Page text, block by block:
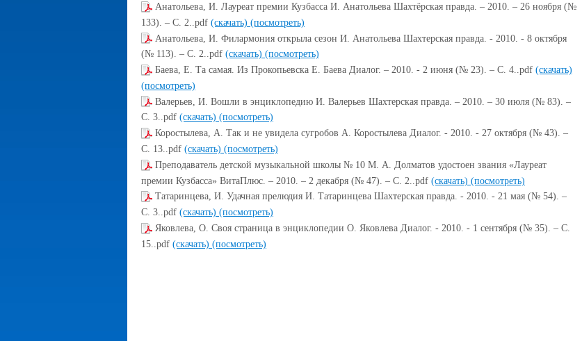
Анатольева, И. Лауреат премии Кузбасса И. Анатольева Шахтёрская правда. – 2010. – 26 ноября (№
133). – С. 2..pdf (скачать) (посмотреть)
Анатольева, И. Филармония открыла сезон И. Анатольева Шахтерская правда. - 2010. - 8 октября
(№ 113). – С. 2..pdf (скачать) (посмотреть)
Баева, Е. Та самая. Из Прокопьевска Е. Баева Диалог. – 2010. - 2 июня (№ 23). – С. 4..pdf (скачать)
(посмотреть)
Валерьев, И. Вошли в энциклопедию И. Валерьев Шахтерская правда. – 2010. – 30 июля (№ 83). –
С. 3..pdf (скачать) (посмотреть)
Коростылева, А. Так и не увидела сугробов А. Коростылева Диалог. - 2010. - 27 октября (№ 43). –
С. 13..pdf (скачать) (посмотреть)
Преподаватель детской музыкальной школы № 10 М. А. Долматов удостоен звания «Лауреат
премии Кузбасса» ВитаПлюс. – 2010. – 2 декабря (№ 47). – С. 2..pdf (скачать) (посмотреть)
Татаринцева, И. Удачная прелюдия И. Татаринцева Шахтерская правда. - 2010. - 21 мая (№ 54). –
С. 3..pdf (скачать) (посмотреть)
Яковлева, О. Своя страница в энциклопедии О. Яковлева Диалог. - 2010. - 1 сентября (№ 35). – С.
15..pdf (скачать) (посмотреть)